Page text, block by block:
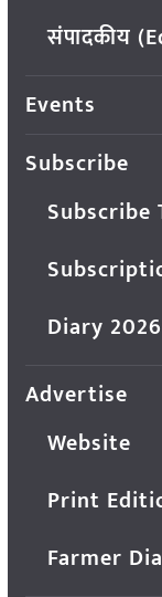
संपादकीय
Events
Subscribe
Subscribe
Diary 2026
Advertise
Website
Print
Farmer